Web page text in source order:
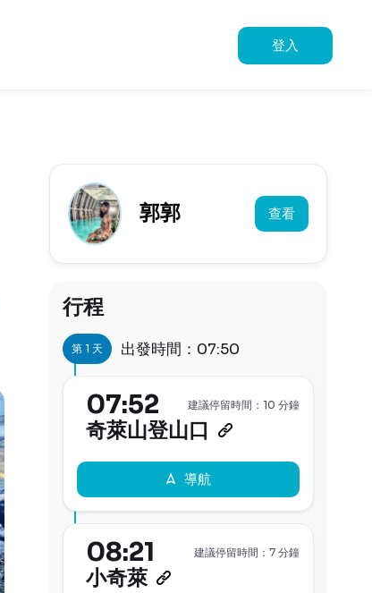
登入
郭郭 查看
行程
第 1 天 出發時間：07:50
07:52
奇萊山登山口
建議停留時間：10 分鐘
導航
08:21
小奇萊
建議停留時間：7 分鐘